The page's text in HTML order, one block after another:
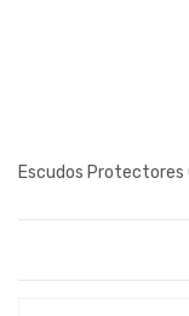
Escudos